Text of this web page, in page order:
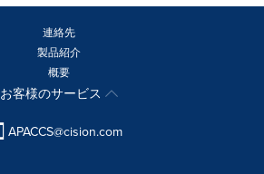
連絡先
製品紹介
概要
お客様のサービス
APACCS@cision.com